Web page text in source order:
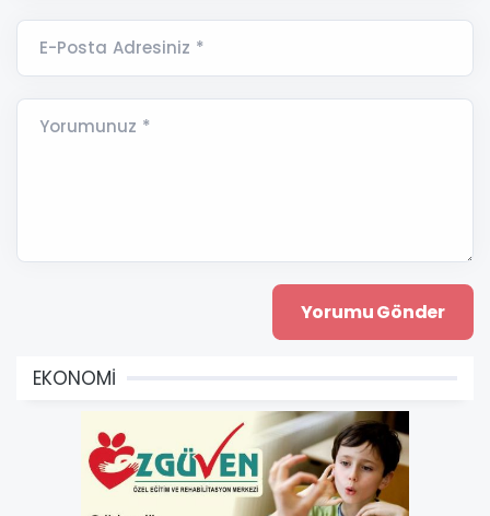
E-Posta Adresiniz *
Yorumunuz *
EKONOMİ